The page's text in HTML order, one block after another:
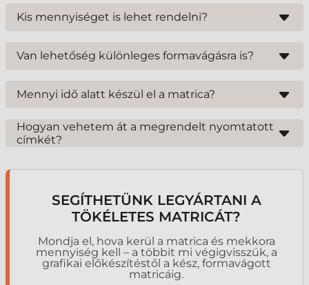
adunk.
költség, és többször felhasználható a jövőbeni gyártások során.
Kis mennyiséget is lehet rendelni?
Van lehetőség különleges formavágásra is?
kontúrvágó géppel.
Mennyi idő alatt készül el a matrica?
alapanyag raktáron van, akkor akár 1 munkanapon belül is átveheti a
nyomtatott matricát.
Hogyan vehetem át a megrendelt nyomtatott
címkét?
SEGÍTHETÜNK LEGYÁRTANI A
TÖKÉLETES MATRICÁT?
Mondja el, hova kerül a matrica és mekkora
mennyiség kell – a többit mi végigvisszük, a
grafikai előkészítéstől a kész, formavágott
matricáig.